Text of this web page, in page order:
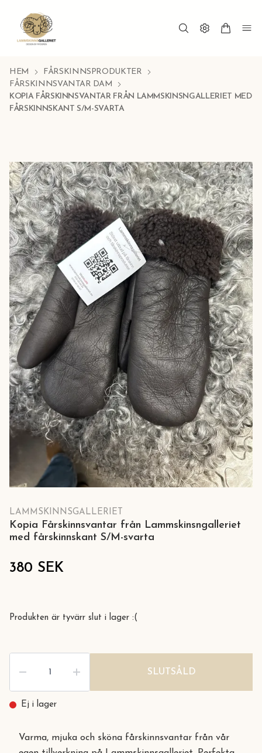
HEM
FÅRSKINNSPRODUKTER
FÅRSKINNSVANTAR DAM
KOPIA FÅRSKINNSVANTAR FRÅN LAMMSKINSNGALLERIET MED
FÅRSKINNSKANT S/M-SVARTA
LAMMSKINNSGALLERIET
Kopia Fårskinnsvantar från Lammskinsngalleriet
med fårskinnskant S/M-svarta
380 SEK
Produkten är tyvärr slut i lager :(
SLUTSÅLD
Ej i lager
Varma, mjuka och sköna fårskinnsvantar från vår